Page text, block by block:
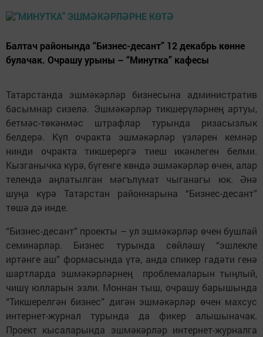
Балтач районында “Бизнес-десант” 12 декабрь көнне
булачак. Очрашу урыны – “Минутка” кафесы
Татарстанда эшмәкәрләр бизнесына административ
басымнар сизелә. Эшмәкәрләр тикшерүләрнең артуы,
бетмәс-төкәнмәс штрафлар турында ризасызлык
белдерә. Күп очракта эшмәкәрләр үзләрен кемнәр
нинди очракта тикшерергә тиеш икәнлеген белми.
Кызганычка күрә, бүгенге көндә эшмәкәрләр өчен, алар
телендә аңлатылган мәгълүмат чыганагы юк. Әнә
шуңа күрә Татарстан районнарына “Бизнес-десант”
төшә дә инде.
“Бизнес-десант” проекты – ул эшмәкәрләр өчен бушлай
семинарлар. Бизнес турында сөйләшү “эшлекле
иртәнге аш” формасында үтә, анда спикер гадәти генә
шартларда эшмәкәрләрнең проблемаларын тыңлый,
чишү юлларын эзли. Моннан тыш, очрашу барышында
“Тикшерелгән бизнес” дигән эшмәкәрләр өчен махсус
интернет-журнал турында да фикер алышыначак.
Проект кысаларында эшмәкәрләр интернет-журналга